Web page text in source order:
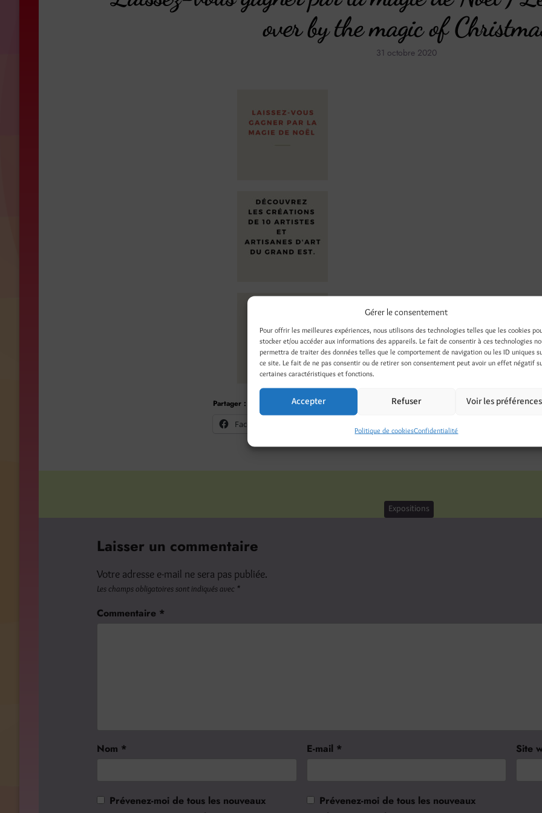
Gérer le consentement
Pour offrir les meilleures expériences, nous utilisons des technologies telles que les cookies
stocker et/ou accéder aux informations des appareils. Le fait de consentir à ces technologies
permettra de traiter des données telles que le comportement de navigation ou les ID uniques
ce site. Le fait de ne pas consentir ou de retirer son consentement peut avoir un effet négatif
certaines caractéristiques et fonctions.
Accepter Refuser Voir les préférences
Politique de cookiesConfidentialité
over by the magic of
31 octobre 2020
Partager :
Facebook
Expositions
Laisser un commentaire
Votre adresse e-mail ne sera pas publiée.
Les champs obligatoires sont indiqués avec *
Commentaire *
Nom * E-mail * Site
Prévenez-moi de tous les nouveaux
Prévenez-moi de tous les nouveaux